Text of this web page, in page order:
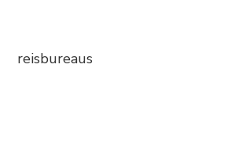
reisbureaus